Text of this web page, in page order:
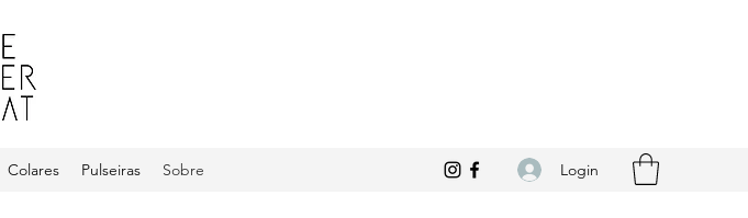
Colares Pulseiras Sobre Login